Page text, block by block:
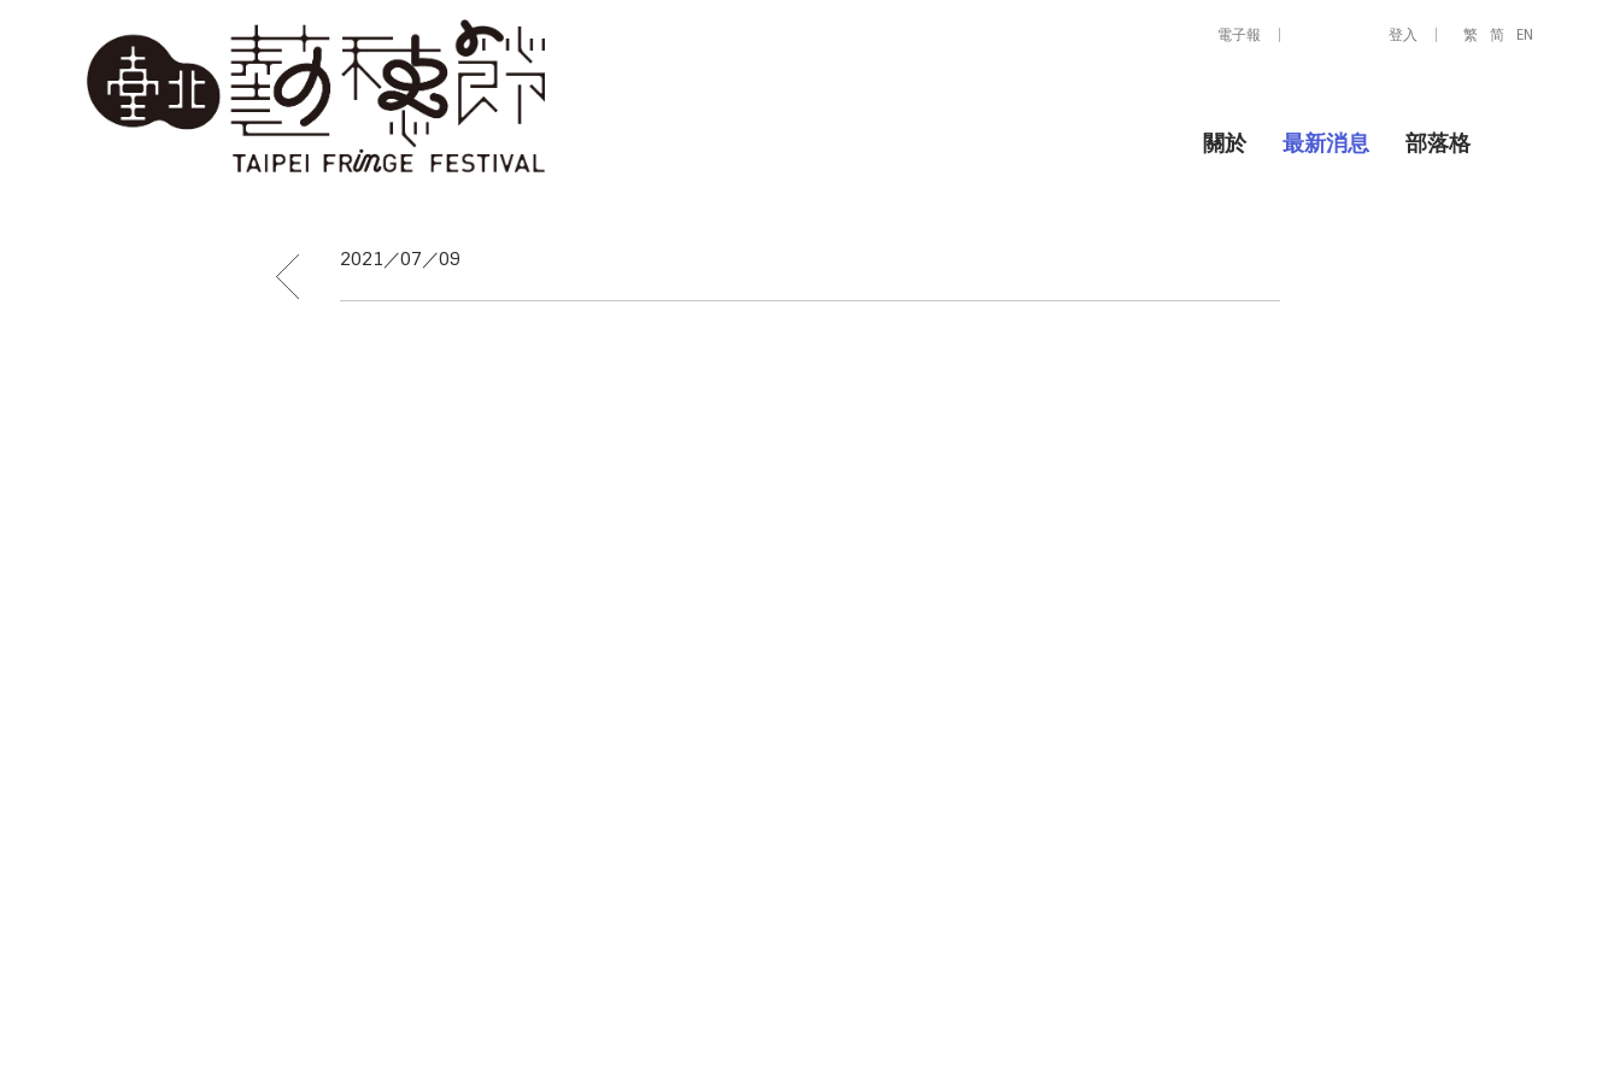
關於 最新消息 部落格
電子報 登入 繁 简 EN
2021／07／09